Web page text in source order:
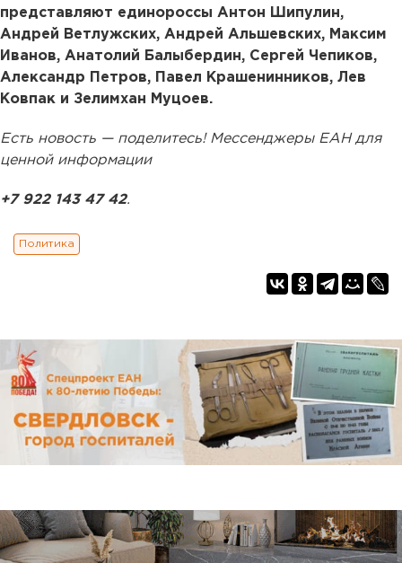
представляют единороссы Антон Шипулин,
Андрей Ветлужских, Андрей Альшевских, Максим
Иванов, Анатолий Балыбердин, Сергей Чепиков,
Александр Петров, Павел Крашенинников, Лев
Ковпак и Зелимхан Муцоев.
Есть новость — поделитесь! Мессенджеры ЕАН для
ценной информации
+7 922 143 47 42.
Политика